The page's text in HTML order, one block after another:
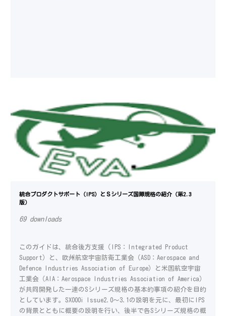
統合プロダクトサポート（IPS）とＳシリーズ国際規格の紹介（第2.3
版）
69 downloads
このガイドは、統合後方支援（IPS：Integrated Product
Support）と、欧州航空宇宙防衛工業会（ASD：Aerospace and
Defence Industries Association of Europe）と米国航空宇宙
工業会（AIA：Aerospace Industries Association of America）
が共同開発した一連のSシリーズ規格の基本的事項の紹介を目的
としています。SX000i Issue2.0～3.1の説明を元に、最初にIPS
の背景とともに概要の説明を行い、後半で各Sシリーズ規格の概